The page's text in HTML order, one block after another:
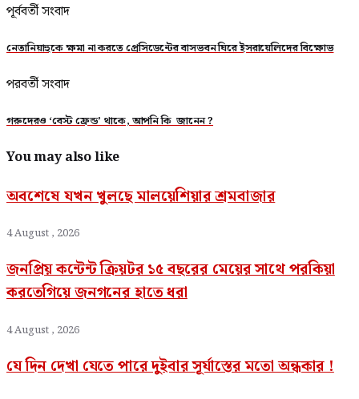
পূর্ববর্তী সংবাদ
নেতানিয়াহুকে ক্ষমা না করতে প্রেসিডেন্টের বাসভবন ঘিরে ইসরায়েলিদের বিক্ষোভ
পরবর্তী সংবাদ
গরুদেরও ‘বেস্ট ফ্রেন্ড’ থাকে, আপনি কি জানেন ?
You may also like
অবশেষে যখন খুলছে মালয়েশিয়ার শ্রমবাজার
4 August , 2026
জনপ্রিয় কন্টেন্ট ক্রিয়টর ১৫ বছরের মেয়ের সাথে পরকিয়া
করতেগিয়ে জনগনের হাতে ধরা
4 August , 2026
যে দিন দেখা যেতে পারে দুইবার সূর্যাস্তের মতো অন্ধকার !